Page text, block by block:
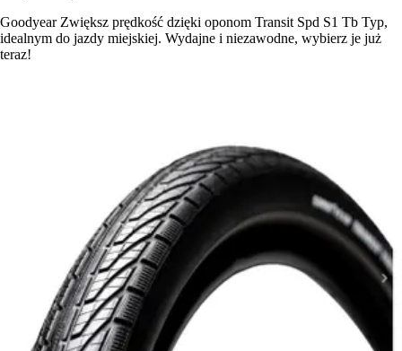
Goodyear Zwiększ prędkość dzięki oponom Transit Spd S1 Tb Typ,
idealnym do jazdy miejskiej. Wydajne i niezawodne, wybierz je już
teraz!